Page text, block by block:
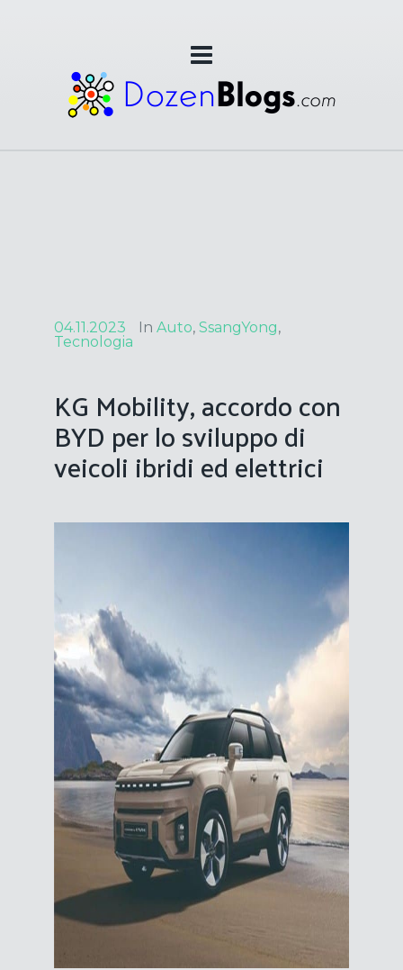
04.11.2023 In Auto, SsangYong,
Tecnologia
KG Mobility, accordo con
BYD per lo sviluppo di
veicoli ibridi ed elettrici